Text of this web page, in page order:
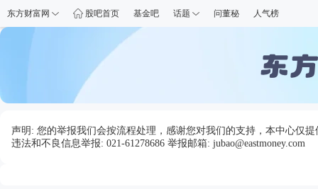
东方财富网 股吧首页 基金吧 话题 问董秘 人气榜
声明: 您的举报我们会按流程处理，感谢您对我们的支持，本中心仅
违法和不良信息举报: 021-61278686 举报邮箱: jubao@eastmoney.com